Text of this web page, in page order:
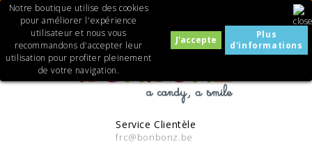
0
Service Clientèle
frc@bonbonz.be
Notre boutique utilise des cookies
pour améliorer l'expérience
utilisateur et nous vous
recommandons d'accepter leur
utilisation pour profiter pleinement
de votre navigation.
Plus
d'informations